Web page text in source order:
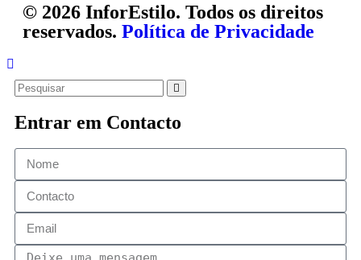
© 2026 InforEstilo. Todos os direitos
reservados. Política de Privacidade
Entrar em Contacto